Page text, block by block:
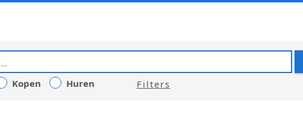
Kopen Huren Filters